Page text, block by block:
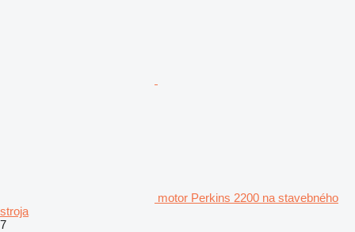
motor Perkins 2200 na stavebného
stroja
7